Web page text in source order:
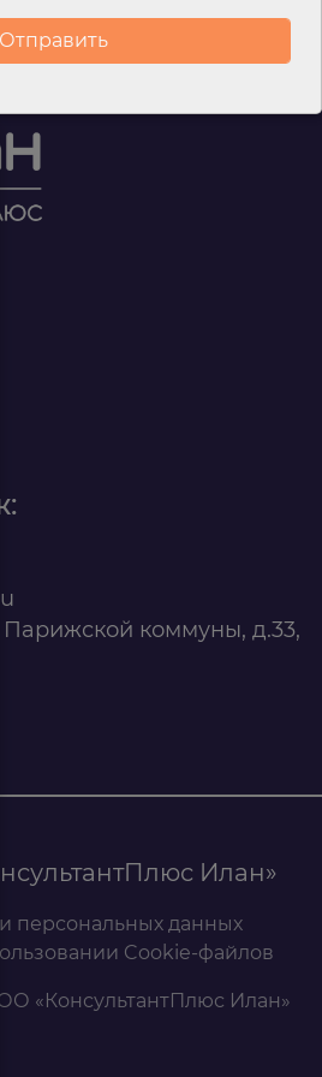
Парижской коммуны, д.33,
Илан»
персональных данных
Cookie-файлов
«КонсультантПлюс Илан»